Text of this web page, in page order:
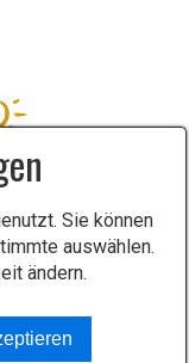
Facebook
Sie können
auswählen.
ändern.